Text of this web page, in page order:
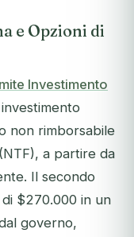
e Opzioni di
Investimento
non rimborsabile
a partire da
Il secondo
$270.000 in un
governo,